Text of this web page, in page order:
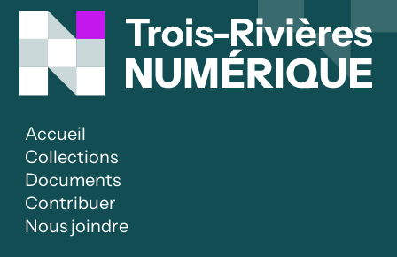
Accueil
Collections
Documents
Contribuer
Nous joindre